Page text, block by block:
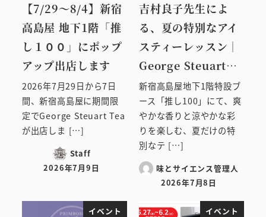
【7/29～8/4】新宿
高島屋 地下1階「推
し１００」にポップ
アップ出店します
2026年7月29日から7日
間、新宿高島屋に期間限
定でGeorge Steuart Tea
が出店しま […]
Staff
投稿日
2026年7月9日
吉村良子先生によ
る、夏の特別なアイ
スティーレッスン｜
George Steuart…
新宿高島屋地下1階特設ブ
ース「推し100」にて、爽
やかな香りと涼やかな彩
りを楽しむ、夏だけの特
別なテ […]
味とサイエンス管理人
投稿日
2026年7月8日
イベント イベント